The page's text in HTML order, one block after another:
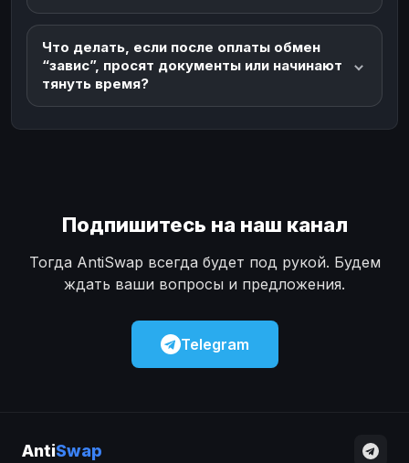
Что делать, если после оплаты обмен
“завис”, просят документы или начинают
тянуть время?
Подпишитесь на наш канал
Тогда AntiSwap всегда будет под рукой. Будем
ждать ваши вопросы и предложения.
Telegram
AntiSwap